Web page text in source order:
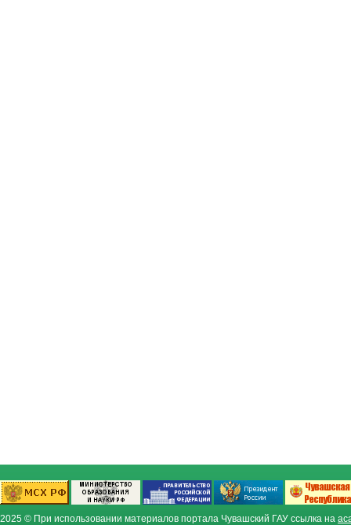
2025 © При использовании материалов портала Чувашский ГАУ ссылка на